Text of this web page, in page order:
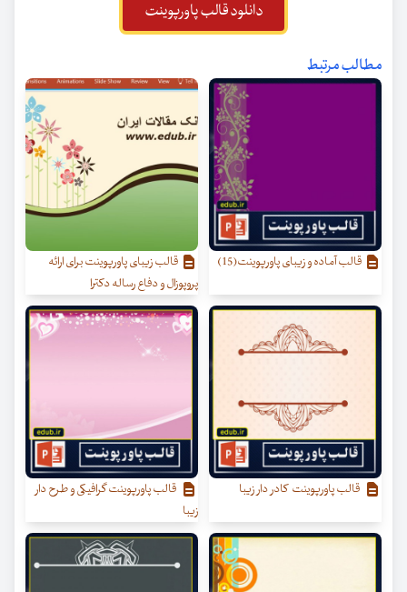
دانلود قالب پاورپوینت
مطالب مرتبط
قالب آماده و زیبای پاورپوینت(15)
قالب زیبای پاورپوینت برای ارائه
پروپوزال و دفاع رساله دکترا
قالب پاورپوینت کادر دار زیبا
قالب پاورپوینت گرافیکی و طرح دار
زیبا